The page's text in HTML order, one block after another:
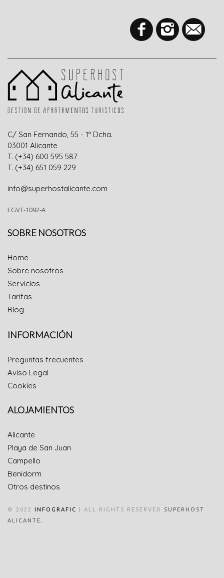
C/ San Fernando, 55 - 1º Dcha.
03001 Alicante
T. (+34) 600 595 587
T. (+34) 651 059 229
info@superhostalicante.com
EGVT-1092-A
SOBRE NOSOTROS
Home
Sobre nosotros
Servicios
Tarifas
Blog
INFORMACIÓN
Preguntas frecuentes
Aviso Legal
Cookies
ALOJAMIENTOS
Alicante
Playa de San Juan
Campello
Benidorm
Otros destinos
© 2022 INFOGRAFIC | ALL RIGHTS RESERVED
SUPERHOST
ALICANTE .